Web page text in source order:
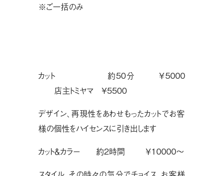
※ご一括のみ
カット  約50分 ￥5000
店主トミヤマ ¥5500
デザイン、再現性をあわせもったカットでお客
様の個性をハイセンスに引き出します
カット＆カラー 約2時間 ￥10000〜